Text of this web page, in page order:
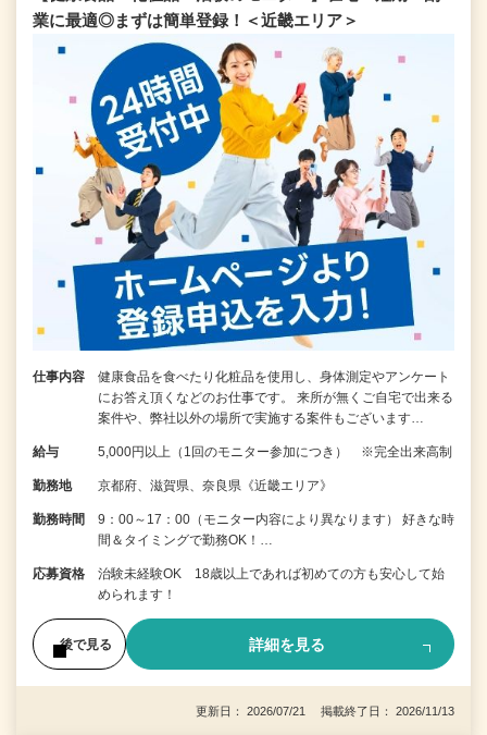
業に最適◎まずは簡単登録！＜近畿エリア＞
仕事内容
健康食品を食べたり化粧品を使用し、身体測定やアンケート
にお答え頂くなどのお仕事です。 来所が無くご自宅で出来る
案件や、弊社以外の場所で実施する案件もございます…
給与 5,000円以上（1回のモニター参加につき） ※完全出来高制
勤務地 京都府、滋賀県、奈良県《近畿エリア》
勤務時間
9：00～17：00（モニター内容により異なります） 好きな時
間＆タイミングで勤務OK！…
応募資格
治験未経験OK 18歳以上であれば初めての方も安心して始
められます！
後で見る 詳細を見る
更新日： 2026/07/21 掲載終了日： 2026/11/13